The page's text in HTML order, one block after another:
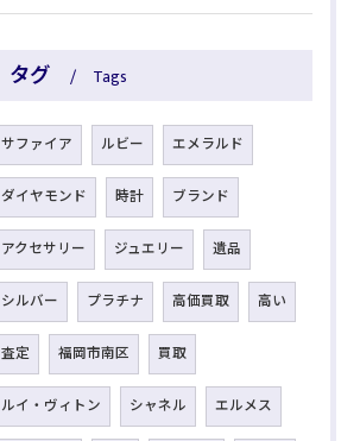
タグ Tags
サファイア ルビー エメラルド
ダイヤモンド 時計 ブランド
アクセサリー ジュエリー 遺品
シルバー プラチナ 高価買取 高い
査定 福岡市南区 買取
ルイ・ヴィトン シャネル エルメス